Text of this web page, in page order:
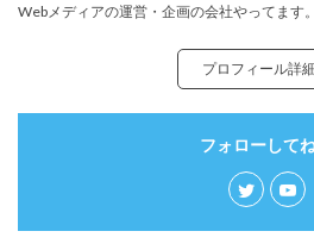
Webメディアの運営・企画の会社やってます。
プロフィール詳
フォローして